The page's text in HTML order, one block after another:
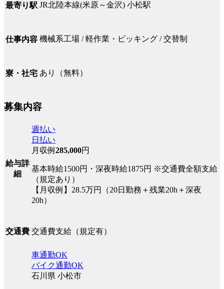
最寄り駅 JR北陸本線(米原～金沢) 小松駅
仕事内容 機械系工場 / 軽作業・ピッキング / 交替制
寮・社宅 あり（無料）
募集内容
給与詳
細
週払い
日払い
月収例 285,000円
基本時給1500円・深夜時給1875円 ※交通費全額支給
（規定あり）
【月収例】28.5万円（20日勤務＋残業20h＋深夜
20h）
交通費 交通費支給（規定有）
車通勤OK
バイク通勤OK
石川県 小松市